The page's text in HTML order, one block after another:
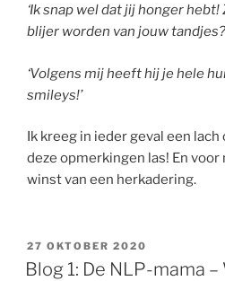
‘Ik snap wel dat jij honger
blijer worden van jouw
‘Volgens mij heeft hij je hele
smileys!’
Ik kreeg in ieder geval een lach
deze opmerkingen las! En
winst van een herkadering.
GEPLAATST
OP
27 OKTOBER 2020
Blog 1: De NLP-mama